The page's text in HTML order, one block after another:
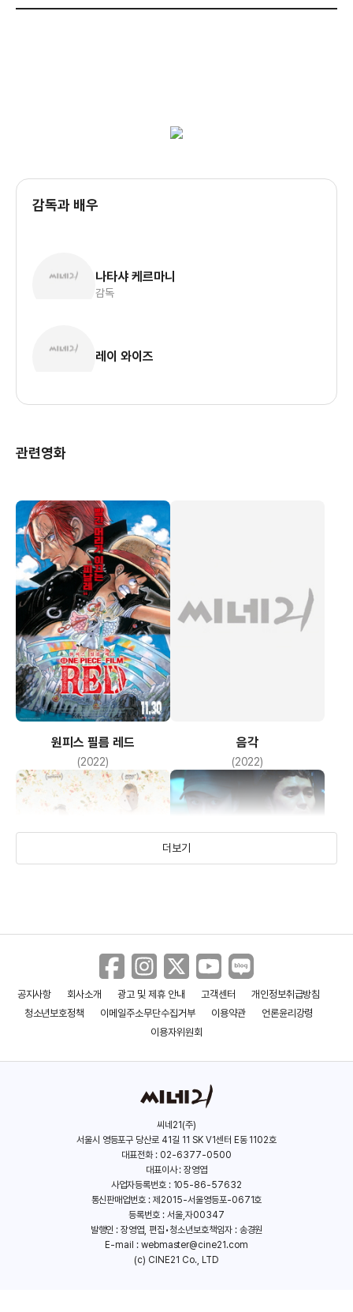
감독과 배우
나타샤 케르마니
감독
레이 와이즈
관련영화
원피스 필름 레드
(2022)
음각
(2022)
부화 미로
더보기
공지사항 회사소개 광고 및 제휴 안내 고객센터
개인정보취급방침
청소년보호정책
이메일주소무단수집거부 이용약관
언론윤리강령
이용자위원회
씨네21(주)
서울시 영등포구 당산로 41길 11 SK V1센터 E동 1102호
대표전화 : 02-6377-0500
대표이사 : 장영엽
사업자등록번호 : 105-86-57632
통신판매업번호 : 제2015-서울영등포-0671호
등록번호 : 서울,자00347
발행인 : 장영엽, 편집•청소년보호책임자 : 송경원
E-mail : webmaster@cine21.com
(c) CINE21 Co., LTD